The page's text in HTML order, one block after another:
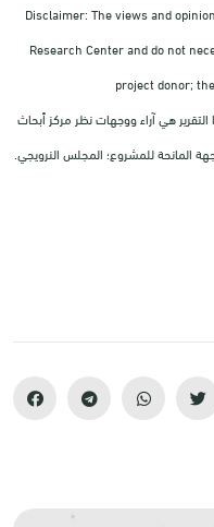
Disclaimer: The views and
Research Center and do not
project donor;
هي آراء ووجهات نظر مركز أبحاث
المانحة للمشروع؛ المجلس النرويجي.